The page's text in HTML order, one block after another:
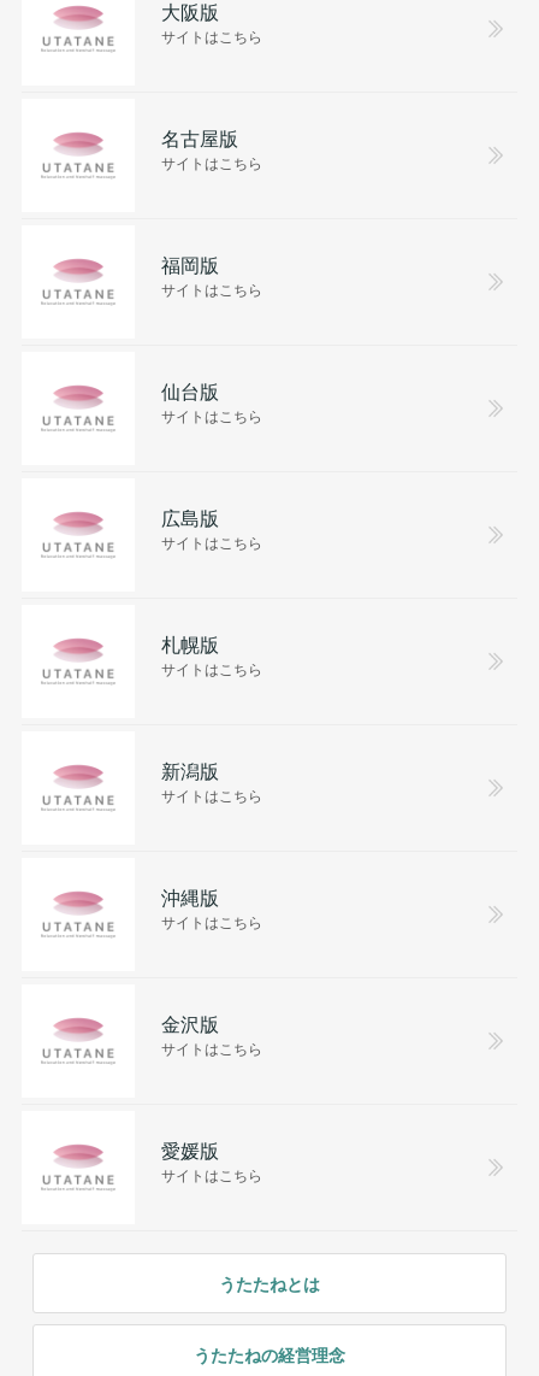
大阪版
サイトはこちら
名古屋版
サイトはこちら
福岡版
サイトはこちら
仙台版
サイトはこちら
広島版
サイトはこちら
札幌版
サイトはこちら
新潟版
サイトはこちら
沖縄版
サイトはこちら
金沢版
サイトはこちら
愛媛版
サイトはこちら
うたたねとは
うたたねの経営理念